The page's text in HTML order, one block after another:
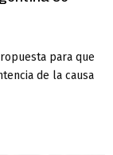
para que
de la causa